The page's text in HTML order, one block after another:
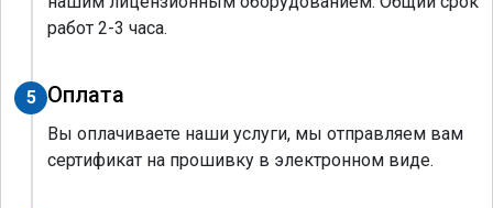
работ 2-3 часа.
5 Оплата
Вы оплачиваете наши услуги, мы отправляем вам
сертификат на прошивку в электронном виде.